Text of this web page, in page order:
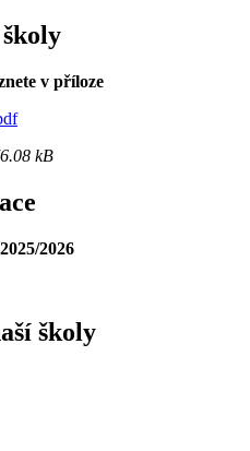
v příloze
kB
2026
školy